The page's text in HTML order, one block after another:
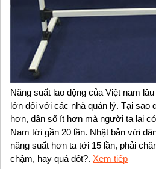
Năng suất lao động của Việt nam
lớn đối với các nhà quản lý. Tại sao
hơn, dân số ít hơn mà người ta lại
Nam tới gần 20 lần. Nhật bản với
năng suất hơn ta tới 15 lần, phải
chậm, hay quá dốt?. Xem tiếp